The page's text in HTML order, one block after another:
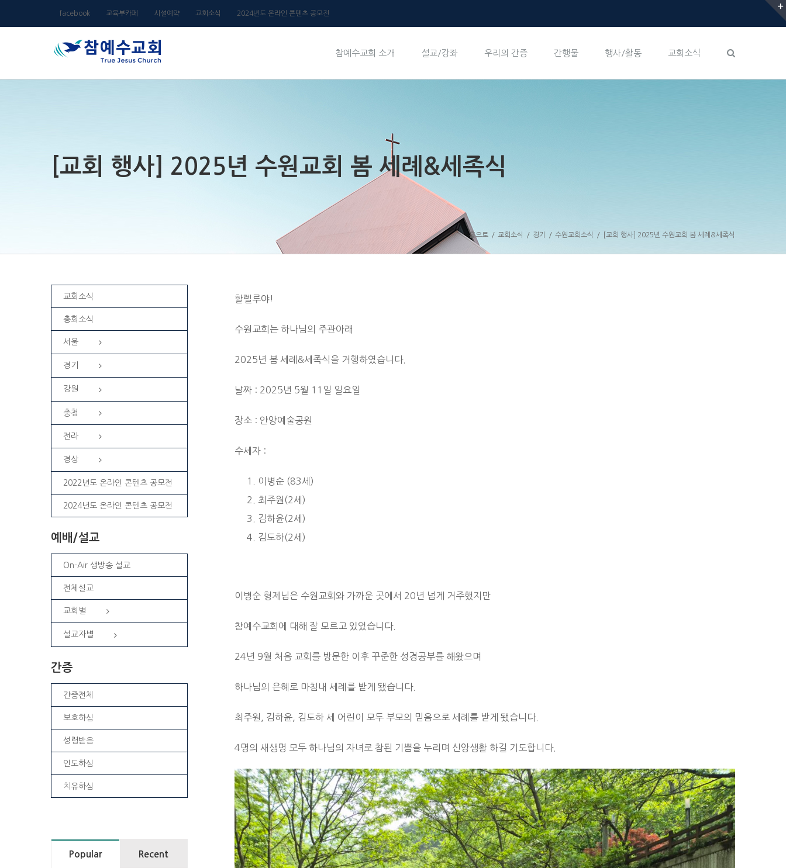
to
facebook 교육부카페 시설예약 교회소식 2024년도 온라인 콘텐츠 공모전
참예수교회 소개 설교/강좌 우리의 간증 간행물 행사/활동 교회소식
[교회 행사] 2025년 수원교회 봄 세례&세족식
홈으로 / 교회소식 / 경기 / 수원교회소식 / [교회 행사] 2025년 수원교회 봄 세례&세족식
할렐루야!
수원교회는 하나님의 주관아래
2025년 봄 세례&세족식을 거행하였습니다.
날짜 : 2025년 5월 11일 일요일
장소 : 안양예술공원
수세자 :
이병순 (83세)
최주원(2세)
김하윤(2세)
김도하(2세)
이병순 형제님은 수원교회와 가까운 곳에서 20년 넘게 거주했지만
참예수교회에 대해 잘 모르고 있었습니다.
24년 9월 처음 교회를 방문한 이후 꾸준한 성경공부를 해왔으며
하나님의 은혜로 마침내 세례를 받게 됐습니다.
최주원, 김하윤, 김도하 세 어린이 모두 부모의 믿음으로 세례를 받게 됐습니다.
4명의 새생명 모두 하나님의 자녀로 참된 기쁨을 누리며 신앙생활 하길 기도합니다.
교회소식
총회소식
서울
경기
강원
충청
전라
경상
2022년도 온라인 콘텐츠 공모전
2024년도 온라인 콘텐츠 공모전
예배/설교
On-Air 생방송 설교
전체설교
교회별
설교자별
간증
간증전체
보호하심
성령받음
인도하심
치유하심
Popular Recent